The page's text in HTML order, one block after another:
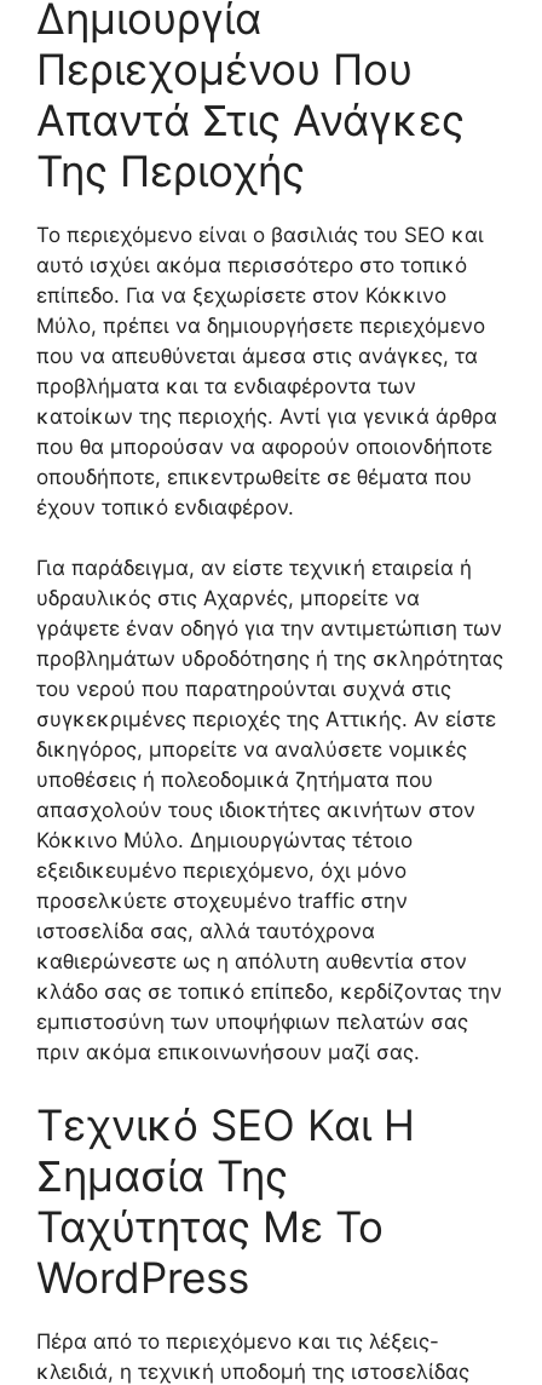
Δημιουργία
Περιεχομένου Που
Απαντά Στις Ανάγκες
Της Περιοχής
Το περιεχόμενο είναι ο βασιλιάς του SEO και
αυτό ισχύει ακόμα περισσότερο στο τοπικό
επίπεδο. Για να ξεχωρίσετε στον Κόκκινο
Μύλο, πρέπει να δημιουργήσετε περιεχόμενο
που να απευθύνεται άμεσα στις ανάγκες, τα
προβλήματα και τα ενδιαφέροντα των
κατοίκων της περιοχής. Αντί για γενικά άρθρα
που θα μπορούσαν να αφορούν οποιονδήποτε
οπουδήποτε, επικεντρωθείτε σε θέματα που
έχουν τοπικό ενδιαφέρον.
Για παράδειγμα, αν είστε τεχνική εταιρεία ή
υδραυλικός στις Αχαρνές, μπορείτε να
γράψετε έναν οδηγό για την αντιμετώπιση των
προβλημάτων υδροδότησης ή της σκληρότητας
του νερού που παρατηρούνται συχνά στις
συγκεκριμένες περιοχές της Αττικής. Αν είστε
δικηγόρος, μπορείτε να αναλύσετε νομικές
υποθέσεις ή πολεοδομικά ζητήματα που
απασχολούν τους ιδιοκτήτες ακινήτων στον
Κόκκινο Μύλο. Δημιουργώντας τέτοιο
εξειδικευμένο περιεχόμενο, όχι μόνο
προσελκύετε στοχευμένο traffic στην
ιστοσελίδα σας, αλλά ταυτόχρονα
καθιερώνεστε ως η απόλυτη αυθεντία στον
κλάδο σας σε τοπικό επίπεδο, κερδίζοντας την
εμπιστοσύνη των υποψήφιων πελατών σας
πριν ακόμα επικοινωνήσουν μαζί σας.
Τεχνικό SEO Και Η
Σημασία Της
Ταχύτητας Με Το
WordPress
Πέρα από το περιεχόμενο και τις λέξεις-
κλειδιά, η τεχνική υποδομή της ιστοσελίδας